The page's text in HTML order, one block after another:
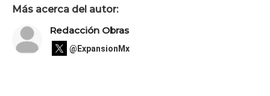
Más acerca del autor:
Redacción Obras
@ExpansionMx